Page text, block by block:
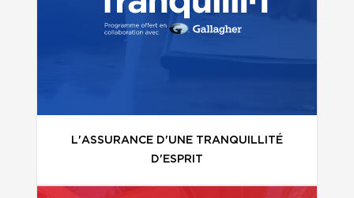
L'ASSURANCE D'UNE TRANQUILLITÉ
D'ESPRIT